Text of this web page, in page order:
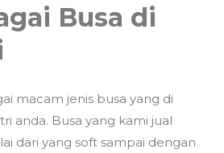
Busa di
macam jenis busa yang di
anda. Busa yang kami jual
dari yang soft sampai dengan